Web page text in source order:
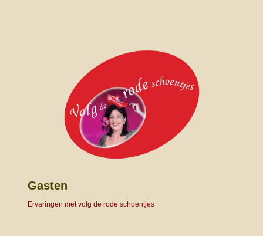
Gasten
Ervaringen met volg de rode schoentjes